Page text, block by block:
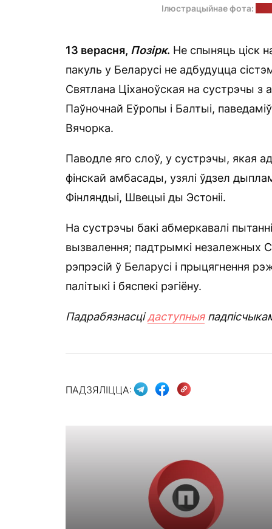
Ілюстрацыйнае фота:
13 верасня, Позірк. Не спыняць ціск
пакуль у Беларусі не адбудуцца
Святлана Ціханоўская на сустрэчы з
Паўночнай Еўропы і Балтыі,
Вячорка.
Паводле яго слоў, у сустрэчы, якая
фінскай амбасады, узялі ўдзел
Фінляндыі, Швецыі ды Эстоніі.
На сустрэчы бакі абмеркавалі
вызвалення; падтрымкі незалежных
рэпрэсій ў Беларусі і прыцягнення
палітыкі і бяспекі рэгіёну.
Падрабязнасцідаступныя
ПАДЗЯЛІЦЦА: